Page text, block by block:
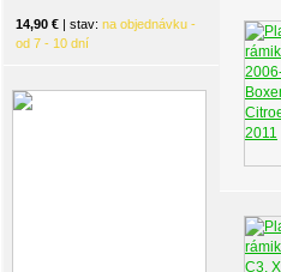
14,90 € | stav: na objednávku -
od 7 - 10 dní